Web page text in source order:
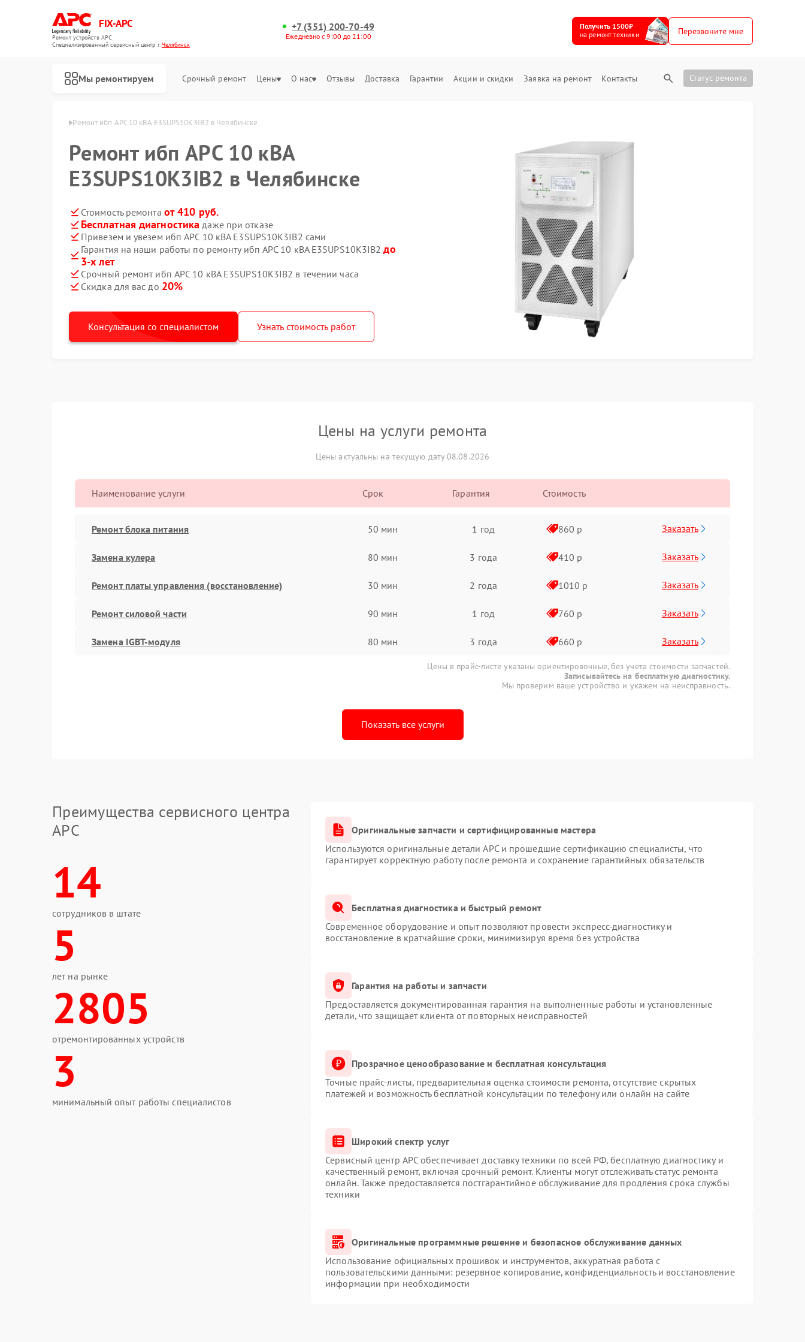
FIX-APC
Ремонт устройств APC
Специализированный cервисный центр г.Челябинск
+7 (351) 200-70-49
Ежедневно с 9:00 до 21:00
Получить 1500₽
на ремонт техники
Перезвоните мне
Мы ремонтируем Срочный ремонт Цены О нас Отзывы Доставка Гарантии Акции и скидки Заявка на ремонт Контакты Статус ремонта
APC в Челябинске Ремонт ибп APC 10 кВА E3SUPS10K3IB2 в Челябинске
Ремонт ибп APC 10 кВА
E3SUPS10K3IB2 в Челябинске
Стоимость ремонта от 410 руб.
Бесплатная диагностика даже при отказе
Привезем и увезем ибп APC 10 кВА E3SUPS10K3IB2 сами
Гарантия на наши работы по ремонту ибп APC 10 кВА E3SUPS10K3IB2до
3-х лет
Срочный ремонт ибп APC 10 кВА E3SUPS10K3IB2 в течении часа
Скидка для вас до 20%
Консультация со специалистом Узнать стоимость работ
Цены на услуги ремонта
Цены актуальны на текущую дату 08.08.2026
Наименование услуги Срок Гарантия Стоимость
Ремонт блока питания 50 мин 1 год 860 р Заказать
Замена кулера 80 мин 3 года 410 р Заказать
Ремонт платы управления (восстановление) 30 мин 2 года 1010 р Заказать
Ремонт силовой части 90 мин 1 год 760 р Заказать
Замена IGBT-модуля 80 мин 3 года 660 р Заказать
Цены в прайс-листе указаны ориентировочные, без учета стоимости запчастей.
Записывайтесь на бесплатную диагностику.
Мы проверим ваше устройство и укажем на неисправность.
Показать все услуги
Преимущества сервисного центра
APC
14
сотрудников в штате
5
лет на рынке
2805
отремонтированных устройств
3
минимальный опыт работы специалистов
Оригинальные запчасти и сертифицированные мастера
Используются оригинальные детали APC и прошедшие сертификацию специалисты, что
гарантирует корректную работу после ремонта и сохранение гарантийных обязательств
Бесплатная диагностика и быстрый ремонт
Современное оборудование и опыт позволяют провести экспресс-диагностику и
восстановление в кратчайшие сроки, минимизируя время без устройства
Гарантия на работы и запчасти
Предоставляется документированная гарантия на выполненные работы и установленные
детали, что защищает клиента от повторных неисправностей
Прозрачное ценообразование и бесплатная консультация
Точные прайс-листы, предварительная оценка стоимости ремонта, отсутствие скрытых
платежей и возможность бесплатной консультации по телефону или онлайн на сайте
Широкий спектр услуг
Сервисный центр APC обеспечивает доставку техники по всей РФ, бесплатную диагностику и
качественный ремонт, включая срочный ремонт. Клиенты могут отслеживать статус ремонта
онлайн. Также предоставляется постгарантийное обслуживание для продления срока службы
техники
Оригинальные программные решение и безопасное обслуживание данных
Использование официальных прошивок и инструментов, аккуратная работа с
пользовательскими данными: резервное копирование, конфиденциальность и восстановление
информации при необходимости